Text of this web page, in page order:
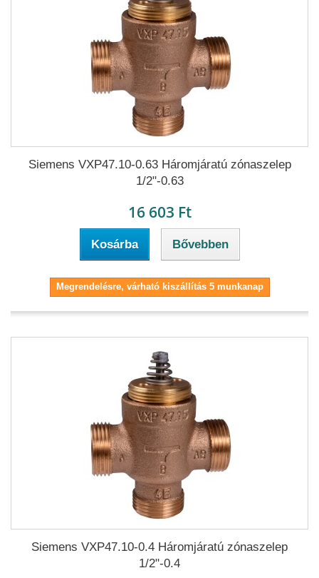
Siemens VXP47.10-0.63 Háromjáratú zónaszelep
1/2"-0.63
16 603 Ft
Kosárba Bővebben
Megrendelésre, várható kiszállítás 5 munkanap
Siemens VXP47.10-0.4 Háromjáratú zónaszelep
1/2"-0.4